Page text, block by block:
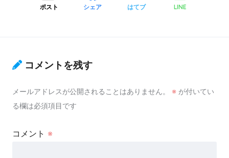
ポスト シェア はてブ LINE
コメントを残す
メールアドレスが公開されることはありません。 ※ が付いてい
る欄は必須項目です
コメント ※